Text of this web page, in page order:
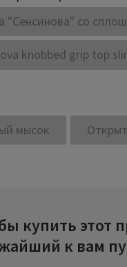
"Сенсинова" со
knobbed grip top
мысок
купить этот
к вам